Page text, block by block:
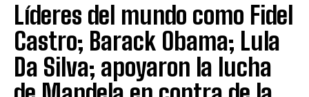
Líderes del mundo como Fidel
Castro; Barack Obama; Lula
Da Silva; apoyaron la lucha